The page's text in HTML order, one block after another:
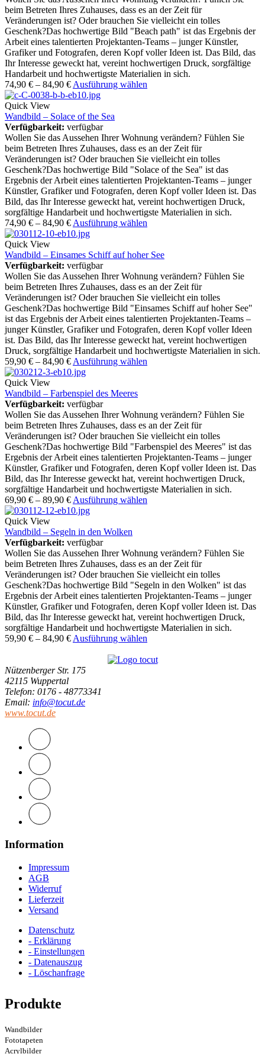
beim Betreten Ihres Zuhauses, dass es an der Zeit für
Veränderungen ist? Oder brauchen Sie vielleicht ein tolles
Geschenk?Das hochwertige Bild "Beach path" ist das Ergebnis der
Arbeit eines talentierten Projektanten-Teams – junger Künstler,
Grafiker und Fotografen, deren Kopf voller Ideen ist. Das Bild, das
Ihr Interesse geweckt hat, vereint hochwertigen Druck, sorgfältige
Handarbeit und hochwertigste Materialien in sich.
74,90 € – 84,90 € Ausführung wählen
Quick View
Wandbild – Solace of the Sea
Verfügbarkeit: verfügbar
Wollen Sie das Aussehen Ihrer Wohnung verändern? Fühlen Sie
beim Betreten Ihres Zuhauses, dass es an der Zeit für
Veränderungen ist? Oder brauchen Sie vielleicht ein tolles
Geschenk?Das hochwertige Bild "Solace of the Sea" ist das
Ergebnis der Arbeit eines talentierten Projektanten-Teams – junger
Künstler, Grafiker und Fotografen, deren Kopf voller Ideen ist. Das
Bild, das Ihr Interesse geweckt hat, vereint hochwertigen Druck,
sorgfältige Handarbeit und hochwertigste Materialien in sich.
74,90 € – 84,90 € Ausführung wählen
Quick View
Wandbild – Einsames Schiff auf hoher See
Verfügbarkeit: verfügbar
Wollen Sie das Aussehen Ihrer Wohnung verändern? Fühlen Sie
beim Betreten Ihres Zuhauses, dass es an der Zeit für
Veränderungen ist? Oder brauchen Sie vielleicht ein tolles
Geschenk?Das hochwertige Bild "Einsames Schiff auf hoher See"
ist das Ergebnis der Arbeit eines talentierten Projektanten-Teams –
junger Künstler, Grafiker und Fotografen, deren Kopf voller Ideen
ist. Das Bild, das Ihr Interesse geweckt hat, vereint hochwertigen
Druck, sorgfältige Handarbeit und hochwertigste Materialien in sich.
59,90 € – 84,90 € Ausführung wählen
Quick View
Wandbild – Farbenspiel des Meeres
Verfügbarkeit: verfügbar
Wollen Sie das Aussehen Ihrer Wohnung verändern? Fühlen Sie
beim Betreten Ihres Zuhauses, dass es an der Zeit für
Veränderungen ist? Oder brauchen Sie vielleicht ein tolles
Geschenk?Das hochwertige Bild "Farbenspiel des Meeres" ist das
Ergebnis der Arbeit eines talentierten Projektanten-Teams – junger
Künstler, Grafiker und Fotografen, deren Kopf voller Ideen ist. Das
Bild, das Ihr Interesse geweckt hat, vereint hochwertigen Druck,
sorgfältige Handarbeit und hochwertigste Materialien in sich.
69,90 € – 89,90 € Ausführung wählen
Quick View
Wandbild – Segeln in den Wolken
Verfügbarkeit: verfügbar
Wollen Sie das Aussehen Ihrer Wohnung verändern? Fühlen Sie
beim Betreten Ihres Zuhauses, dass es an der Zeit für
Veränderungen ist? Oder brauchen Sie vielleicht ein tolles
Geschenk?Das hochwertige Bild "Segeln in den Wolken" ist das
Ergebnis der Arbeit eines talentierten Projektanten-Teams – junger
Künstler, Grafiker und Fotografen, deren Kopf voller Ideen ist. Das
Bild, das Ihr Interesse geweckt hat, vereint hochwertigen Druck,
sorgfältige Handarbeit und hochwertigste Materialien in sich.
59,90 € – 84,90 € Ausführung wählen
Nützenberger Str. 175
42115 Wuppertal
Telefon: 0176 - 48773341
Email: info@tocut.de
www.tocut.de
Information
Impressum
AGB
Widerruf
Lieferzeit
Versand
Datenschutz
- Erklärung
- Einstellungen
- Datenauszug
- Löschanfrage
Produkte
Wandbilder
Fototapeten
Acrylbilder